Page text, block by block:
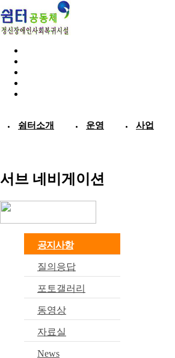
쉼터소개 운영 사업
서브 네비게이션
공지사항
질의응답
포토갤러리
동영상
자료실
News